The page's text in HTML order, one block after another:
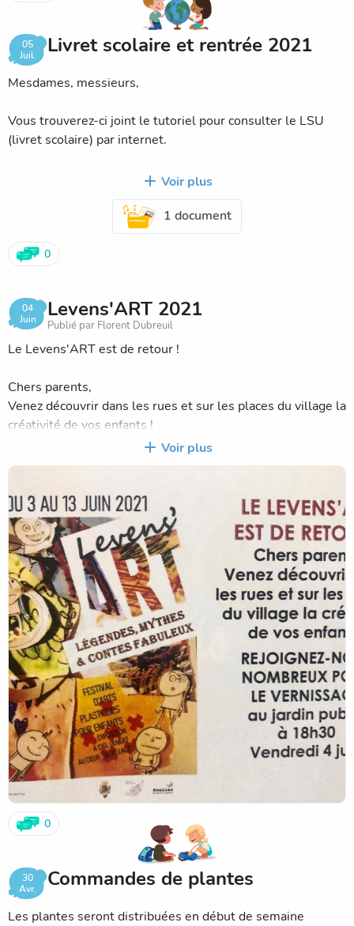
alain Staebler
05
Juil.
Livret scolaire et rentrée 2021
Mesdames, messieurs,
Vous trouverez-ci joint le tutoriel pour consulter le LSU
(livret scolaire) par internet.
Demain, nous afficherons les listes des classes (sous
changement inattendu mais improbable pendant les
listes de fourniture au portail supérieur de la cour penchée.
L'AIPEL vous proposera normalement d'acheter ces
fournitures si vous
Bonne journée à tous
Voir plus
1 document
0
04
Juin
Levens'ART 2021
Publié par Florent Dubreuil
Le Levens'ART est de retour !
Chers parents,
Venez découvrir dans les rues et sur les places du village la
créativité de vos enfants !
Rejoignez-nous nombreux pour le vernissage au Jardin
Voir plus
0
30
Avr.
Commandes de plantes
Les plantes seront distribuées en début de semaine